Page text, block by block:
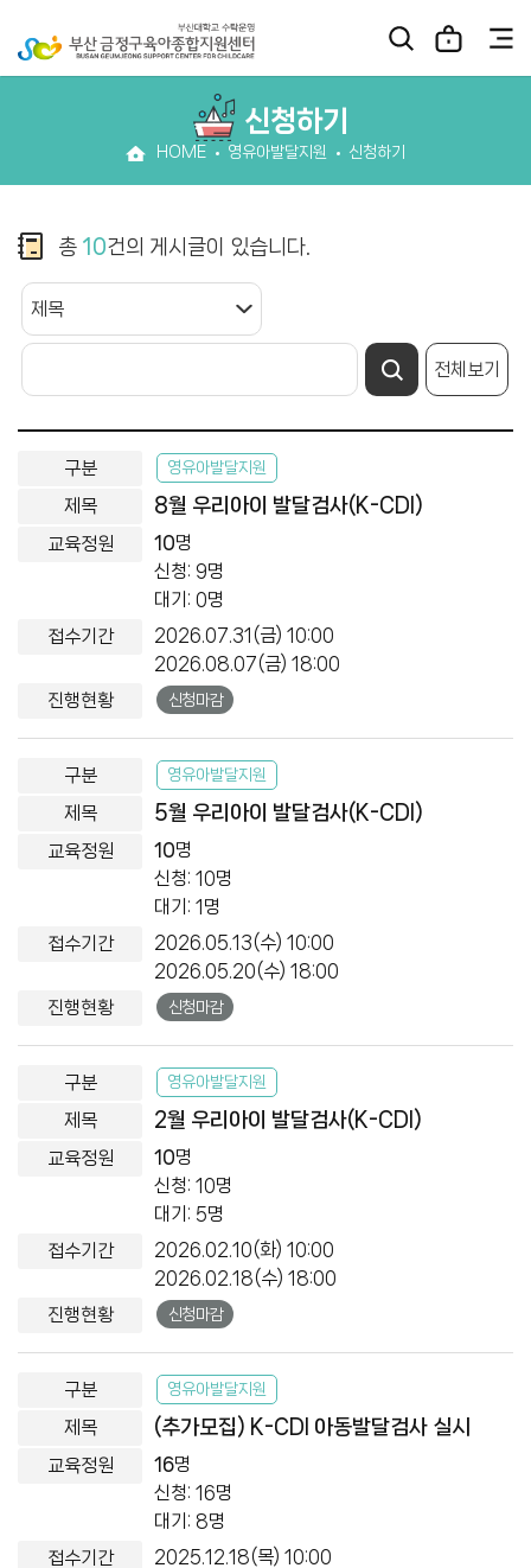
신청하기
HOME 영유아발달지원 신청하기
총 10건의 게시글이 있습니다.
전체보기
영유아발달지원
8월 우리아이 발달검사(K-CDI)
10명
신청: 9명
대기: 0명
2026.07.31(금) 10:00
2026.08.07(금) 18:00
신청마감
영유아발달지원
5월 우리아이 발달검사(K-CDI)
10명
신청: 10명
대기: 1명
2026.05.13(수) 10:00
2026.05.20(수) 18:00
신청마감
영유아발달지원
2월 우리아이 발달검사(K-CDI)
10명
신청: 10명
대기: 5명
2026.02.10(화) 10:00
2026.02.18(수) 18:00
신청마감
영유아발달지원
(추가모집) K-CDI 아동발달검사 실시
16명
신청: 16명
대기: 8명
2025.12.18(목) 10:00